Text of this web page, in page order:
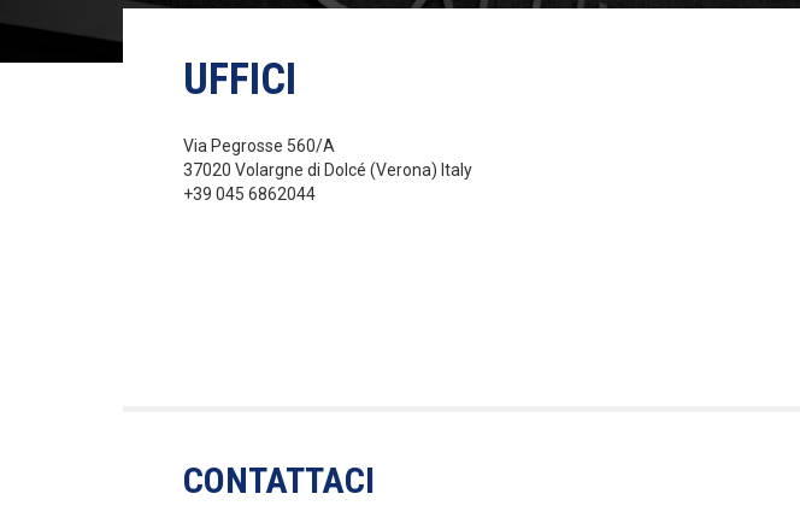
UFFICI
Via Pegrosse 560/A
37020 Volargne di Dolcé (Verona) Italy
+39 045 6862044
CONTATTACI